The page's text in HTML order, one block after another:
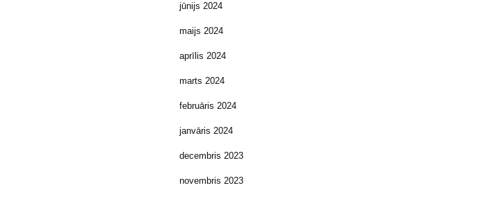
jūnijs 2024
maijs 2024
aprīlis 2024
marts 2024
februāris 2024
janvāris 2024
decembris 2023
novembris 2023